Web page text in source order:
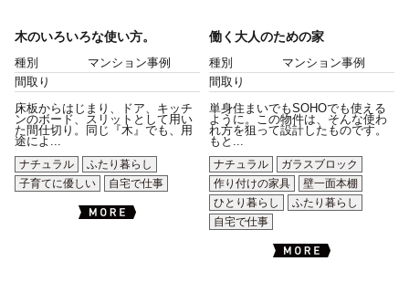
木のいろいろな使い方。
種別
マンション事例
間取り
床板からはじまり、ドア、キッチ
ンのボード、スリットとして用い
た間仕切り。同じ『木』でも、用
途によ...
ナチュラル
ふたり暮らし
子育てに優しい
自宅で仕事
働く大人のための家
種別
マンション事例
間取り
単身住まいでもSOHOでも使える
ように。この物件は、そんな使わ
れ方を狙って設計したものです。
もと...
ナチュラル
ガラスブロック
作り付けの家具
壁一面本棚
ひとり暮らし
ふたり暮らし
自宅で仕事